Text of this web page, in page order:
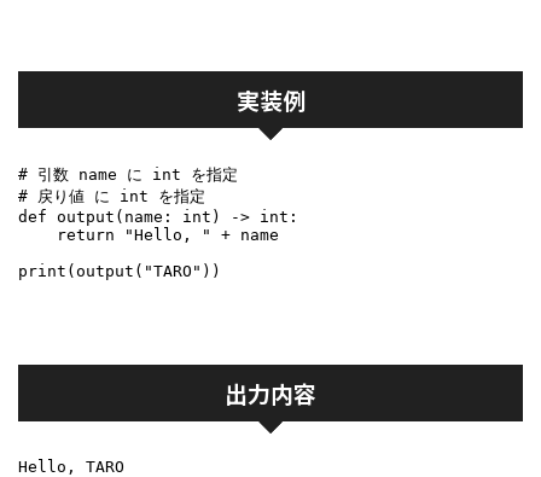
実装例
# 引数 name に int を指定
# 戻り値 に int を指定
def output(name: int) -> int:
    return "Hello, " + name
print(output("TARO"))
出力内容
Hello, TARO